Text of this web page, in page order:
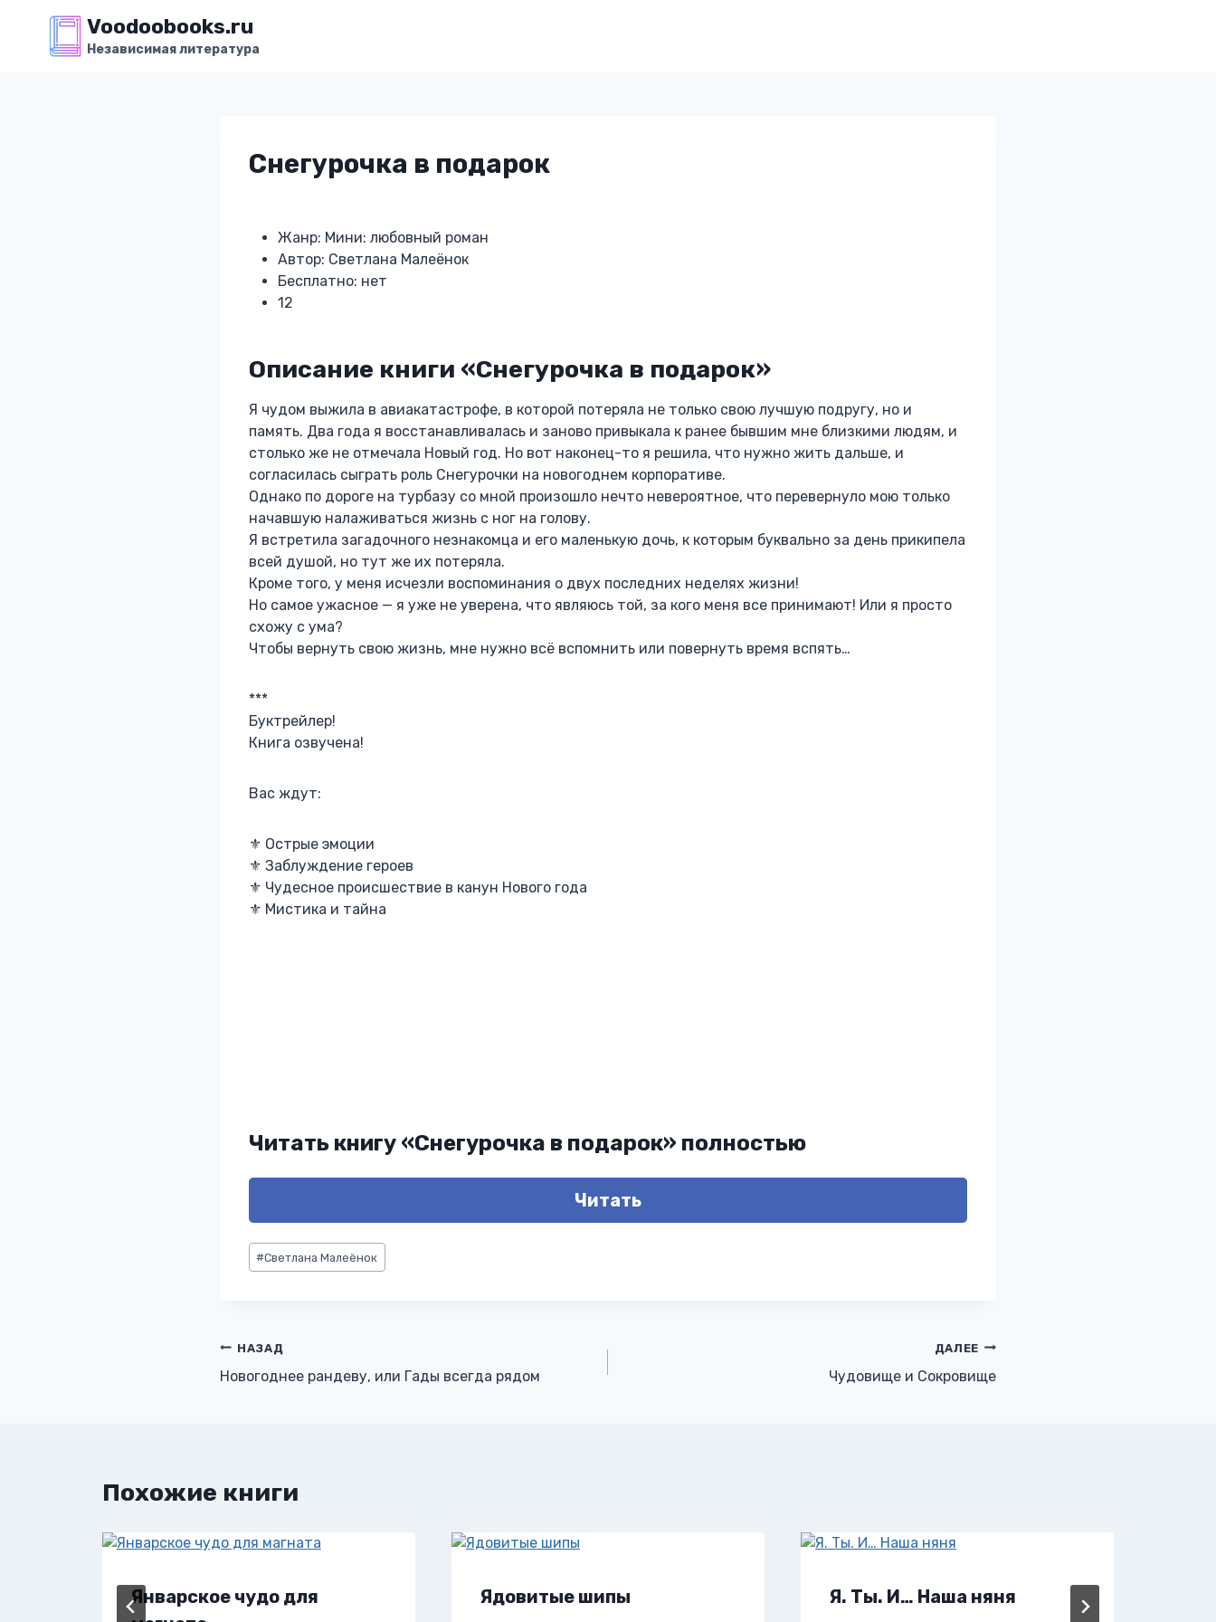
содержимому
Voodoobooks.ru
Независимая литература
Снегурочка в подарок
Жанр: Мини: любовный роман
Автор: Светлана Малеёнок
Бесплатно: нет
12
Описание книги «Снегурочка в подарок»
Я чудом выжила в авиакатастрофе, в которой потеряла не только свою лучшую подругу, но и
память. Два года я восстанавливалась и заново привыкала к ранее бывшим мне близкими людям, и
столько же не отмечала Новый год. Но вот наконец-то я решила, что нужно жить дальше, и
согласилась сыграть роль Снегурочки на новогоднем корпоративе.
Однако по дороге на турбазу со мной произошло нечто невероятное, что перевернуло мою только
начавшую налаживаться жизнь с ног на голову.
Я встретила загадочного незнакомца и его маленькую дочь, к которым буквально за день прикипела
всей душой, но тут же их потеряла.
Кроме того, у меня исчезли воспоминания о двух последних неделях жизни!
Но самое ужасное — я уже не уверена, что являюсь той, за кого меня все принимают! Или я просто
схожу с ума?
Чтобы вернуть свою жизнь, мне нужно всё вспомнить или повернуть время вспять…
***
Буктрейлер!
Книга озвучена!
Вас ждут:
⚜️ Острые эмоции
⚜️ Заблуждение героев
⚜️ Чудесное происшествие в канун Нового года
⚜️ Мистика и тайна
Читать книгу «Снегурочка в подарок» полностью
Читать
Метки
записи:
#Светлана Малеёнок
Навигация
по
НАЗАД
Новогоднее рандеву, или Гады всегда рядом
ДАЛЕЕ
Чудовище и Сокровище
Похожие книги
Январское чудо для
Ядовитые шипы Я. Ты. И… Наша няня